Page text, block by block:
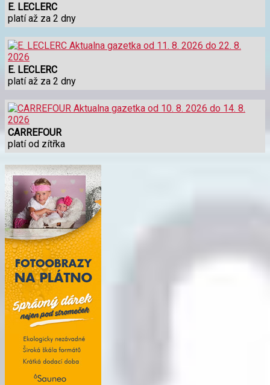
E. LECLERC
platí až za 2 dny
E. LECLERC
platí až za 2 dny
CARREFOUR
platí od zítřka